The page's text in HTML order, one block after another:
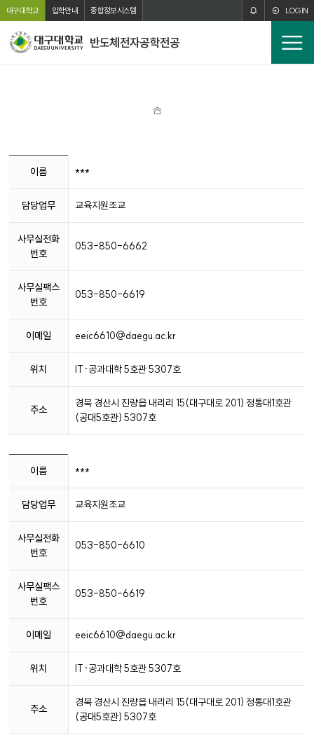
본문 바로가기
주메뉴 바로가기
대구대학교 입학안내 종합정보시스템 LOGIN
반도체전자공학전공
전
체
정
이름 ***
담당업무 교육지원조교
사무실전화
번호
053-850-6662
사무실팩스
번호
053-850-6619
이메일 eeic6610@daegu.ac.kr
위치 IT·공과대학 5호관 5307호
주소
경북 경산시 진량읍 내리리 15(대구대로 201) 정통대1호관
(공대5호관) 5307호
이름 ***
담당업무 교육지원조교
사무실전화
번호
053-850-6610
사무실팩스
번호
053-850-6619
이메일 eeic6610@daegu.ac.kr
위치 IT·공과대학 5호관 5307호
주소
경북 경산시 진량읍 내리리 15(대구대로 201) 정통대1호관
(공대5호관) 5307호